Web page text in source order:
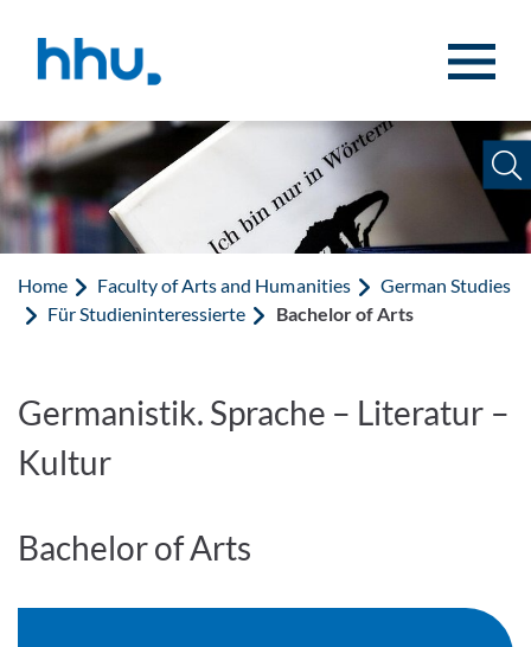
Home Faculty of Arts and Humanities
German Studies
Für Studieninteressierte
Bachelor of Arts
Germanistik. Sprache – Literatur –
Kultur
Bachelor of Arts